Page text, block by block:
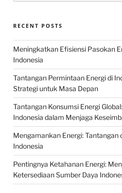
RECENT POSTS
Meningkatkan Efisiensi Pasokan
Indonesia
Tantangan Permintaan Energi di
Strategi untuk Masa Depan
Tantangan Konsumsi Energi
Indonesia dalam Menjaga
Mengamankan Energi: Tantangan
Indonesia
Pentingnya Ketahanan Energi:
Ketersediaan Sumber Daya